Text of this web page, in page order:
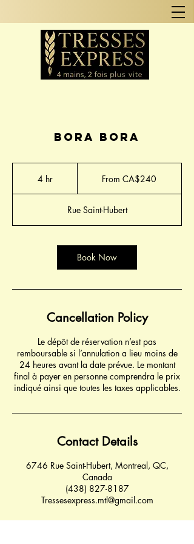
Bora bora
4 hr4
CanadianFrom CA$240
Rue Saint-Hubert
Book Now
Cancellation Policy
Le dépôt de réservation n’est pas
remboursable si l’annulation a lieu moins de
24 heures avant la date prévue. Le montant
final à payer en personne comprendra le prix
indiqué ainsi que toutes les taxes applicables.
Contact Details
6746 Rue Saint-Hubert, Montreal, QC,
Canada
(438) 827-8187
Tressesexpress.mtl@gmail.com